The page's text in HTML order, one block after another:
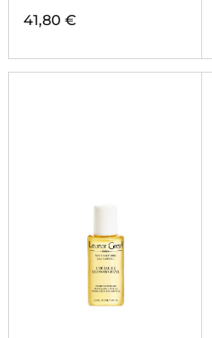
41,80 €